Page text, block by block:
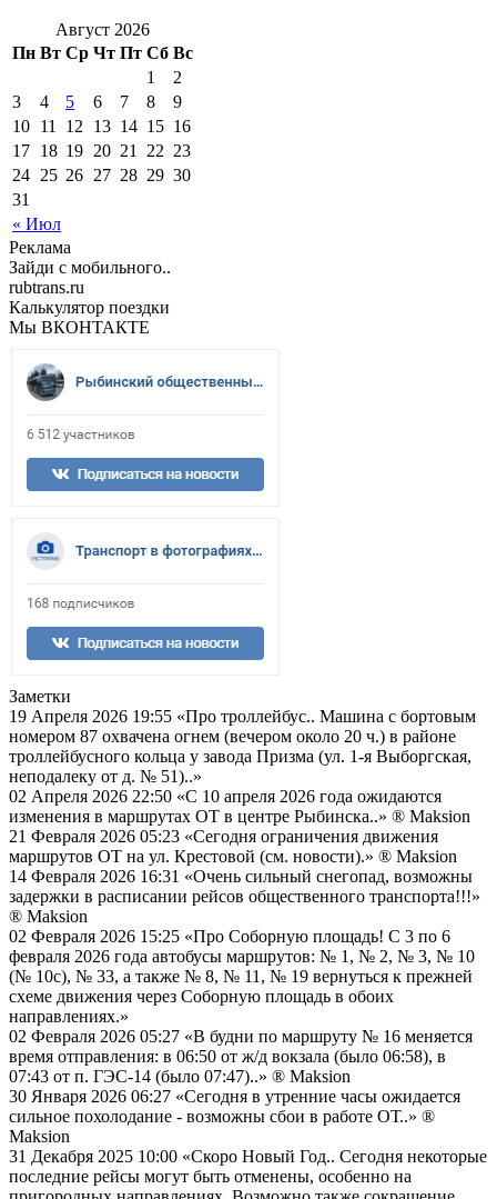
Август 2026
Пн Вт Ср Чт Пт Сб Вс
« Июл
1
2
3
4 5 6 7 8
9
10 11 12 13 14 15 16
17 18 19 20 21 22 23
24 25 26 27 28 29 30
31
Реклама
Зайди с мобильного..
rubtrans.ru
Калькулятор поездки
Мы ВКОНТАКТЕ
Заметки
19 Апреля 2026 19:55 «Про троллейбус.. Машина с бортовым
номером 87 охвачена огнем (вечером около 20 ч.) в районе
троллейбусного кольца у завода Призма (ул. 1-я Выборгская,
неподалеку от д. № 51)..»
02 Апреля 2026 22:50 «С 10 апреля 2026 года ожидаются
изменения в маршрутах ОТ в центре Рыбинска..» ® Maksion
21 Февраля 2026 05:23 «Сегодня ограничения движения
маршрутов ОТ на ул. Крестовой (см. новости).» ® Maksion
14 Февраля 2026 16:31 «Очень сильный снегопад, возможны
задержки в расписании рейсов общественного транспорта!!!»
® Maksion
02 Февраля 2026 15:25 «Про Соборную площадь! С 3 по 6
февраля 2026 года автобусы маршрутов: № 1, № 2, № 3, № 10
(№ 10с), № 33, а также № 8, № 11, № 19 вернуться к прежней
схеме движения через Соборную площадь в обоих
направлениях.»
02 Февраля 2026 05:27 «В будни по маршруту № 16 меняется
время отправления: в 06:50 от ж/д вокзала (было 06:58), в
07:43 от п. ГЭС-14 (было 07:47)..» ® Maksion
30 Января 2026 06:27 «Сегодня в утренние часы ожидается
сильное похолодание - возможны сбои в работе ОТ..» ®
Maksion
31 Декабря 2025 10:00 «Скоро Новый Год.. Сегодня некоторые
последние рейсы могут быть отменены, особенно на